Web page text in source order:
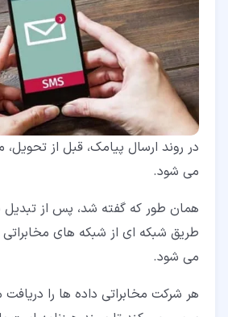
در روند ارسال پیامک، قبل از
می شود.
همان طور که گفته شد، پس از تبدیل
طریق شبکه ای از شبکه های مخابراتی
می شود.
هر شرکت مخابراتی داده ها را دریافت